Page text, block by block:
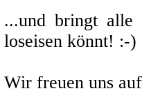
...und bringt
loseisen könnt! :-)
Wir freuen uns